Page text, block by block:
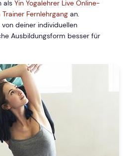
als Yin Yogalehrer Live Online-
Trainer Fernlehrgang an.
deiner individuellen
Ausbildungsform besser für